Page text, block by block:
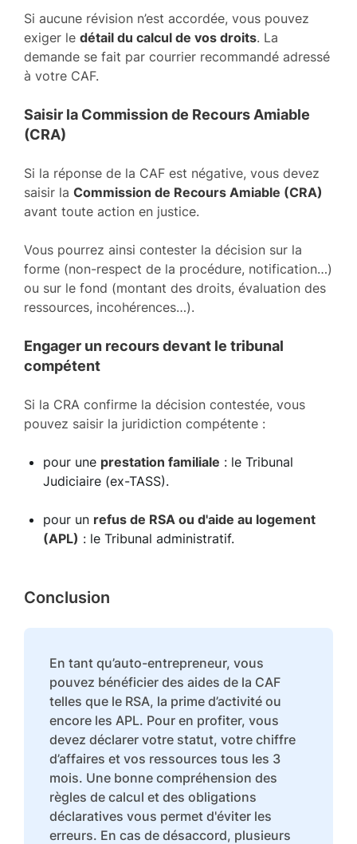
Si aucune révision n’est accordée, vous pouvez
exiger le détail du calcul de vos droits. La
demande se fait par courrier recommandé adressé
à votre CAF.
Saisir la Commission de Recours Amiable
(CRA)
Si la réponse de la CAF est négative, vous devez
saisir la Commission de Recours Amiable (CRA)
avant toute action en justice.
Vous pourrez ainsi contester la décision sur la
forme (non-respect de la procédure, notification…)
ou sur le fond (montant des droits, évaluation des
ressources, incohérences…).
Engager un recours devant le tribunal
compétent
Si la CRA confirme la décision contestée, vous
pouvez saisir la juridiction compétente :
pour une prestation familiale : le Tribunal
Judiciaire (ex-TASS).
pour un refus de RSA ou d'aide au logement
(APL) : le Tribunal administratif.
Conclusion
En tant qu’auto-entrepreneur, vous
pouvez bénéficier des aides de la CAF
telles que le RSA, la prime d’activité ou
encore les APL. Pour en profiter, vous
devez déclarer votre statut, votre chiffre
d’affaires et vos ressources tous les 3
mois. Une bonne compréhension des
règles de calcul et des obligations
déclaratives vous permet d'éviter les
erreurs. En cas de désaccord, plusieurs